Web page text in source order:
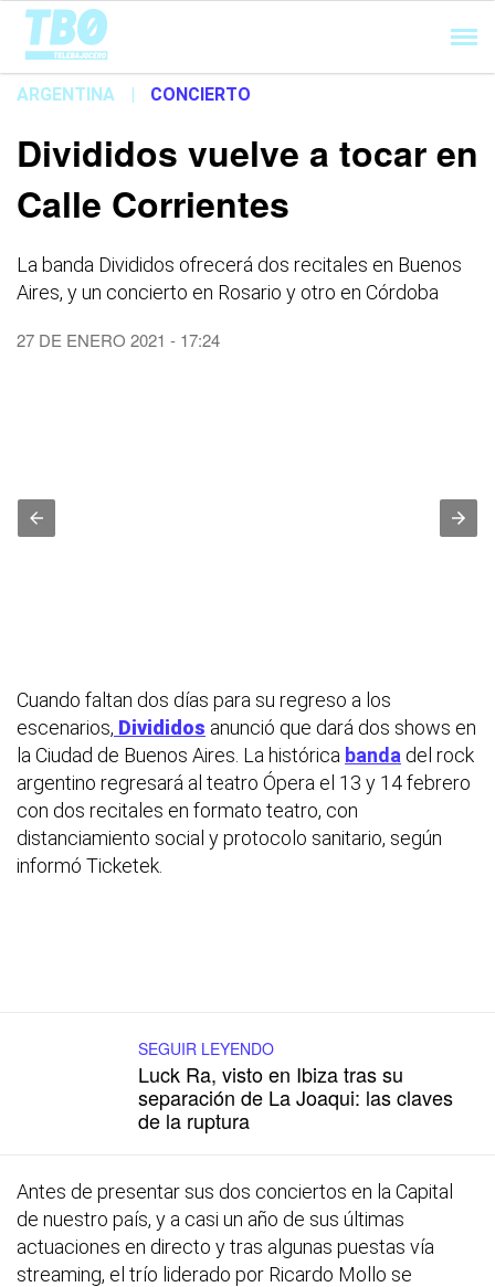
Cargando...
ARGENTINA | CONCIERTO
Divididos vuelve a tocar en
Calle Corrientes
La banda Divididos ofrecerá dos recitales en Buenos
Aires, y un concierto en Rosario y otro en Córdoba
27 DE ENERO 2021 - 17:24
Cuando faltan dos días para su regreso a los
escenarios, Divididos anunció que dará dos shows en
la Ciudad de Buenos Aires. La histórica banda del rock
argentino regresará al teatro Ópera el 13 y 14 febrero
con dos recitales en formato teatro, con
distanciamiento social y protocolo sanitario, según
informó Ticketek.
SEGUIR LEYENDO
Luck Ra, visto en Ibiza tras su
separación de La Joaqui: las claves
de la ruptura
Antes de presentar sus dos conciertos en la Capital
de nuestro país, y a casi un año de sus últimas
actuaciones en directo y tras algunas puestas vía
streaming, el trío liderado por Ricardo Mollo se